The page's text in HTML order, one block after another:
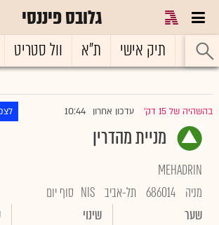
גלובס פיננסי
ראשי תיק אישי ת"א וול סטריט
בהשהיה של 15 דק' עדכון אחרון 10:44
מניית מהדרין
MEHADRIN
מניה 686014 תל-אביב NIS סוף יום
שער
שינוי